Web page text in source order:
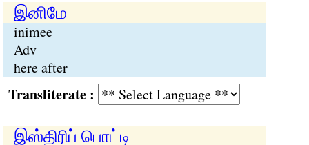
இனிமே
inimee
Adv
here after
:
இஸ்திரிப் பொட்டி